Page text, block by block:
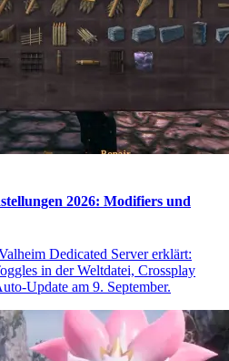
2026: Modifiers und
Dedicated Server erklärt:
in der Weltdatei, Crossplay
Update am 9. September.